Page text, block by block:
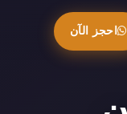
احجز الآن